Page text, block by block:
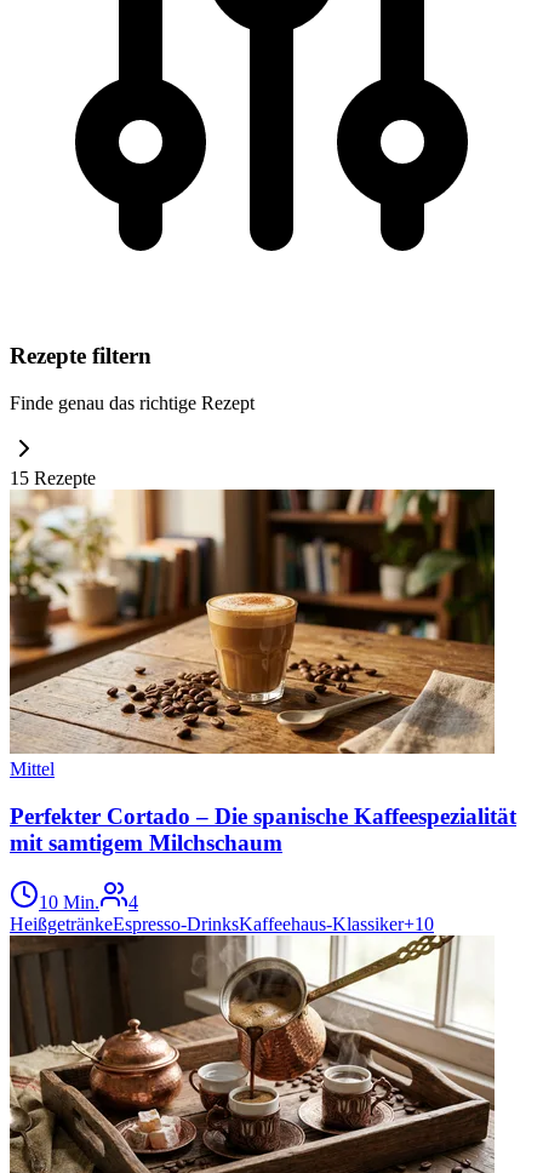
Rezepte filtern
Finde genau das richtige Rezept
15 Rezepte
Mittel
Perfekter Cortado – Die spanische Kaffeespezialität
mit samtigem Milchschaum
10 Min.
4
HeißgetränkeEspresso-DrinksKaffeehaus-Klassiker+10